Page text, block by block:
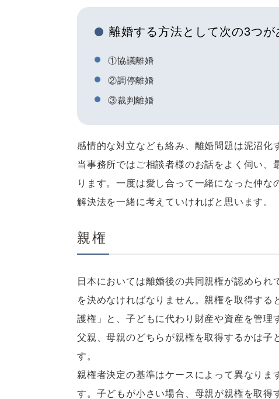
離婚する方法として次の3つが
①協議離婚
②調停離婚
③裁判離婚
感情的な対立なども絡み、離婚問題は泥沼化
当事務所ではご相談者様のお話をよく伺い
ります。一度は愛し合って一緒になった仲
解決法を一緒に考えていければと思います。
親権
日本においては離婚後の共同親権が認めら
を決めなければなりません。親権を取得す
護権」と、子どもに代わり財産や資産を管理
父親、母親のどちらが親権を取得するかは子
す。
親権者決定の基準はケースによって異なりま
す。子どもが小さい場合、母親が親権を取得